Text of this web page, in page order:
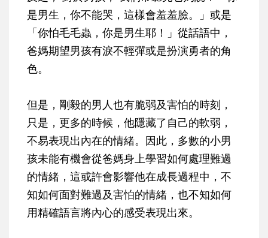
是男生，你不能哭，這樣會羞羞臉。」或是
「你怕毛毛蟲，你是男生耶！」從話語中，
爸媽期望男孩有淚不輕彈或是扮演勇者的角
色。
但是，剛毅的男人也有脆弱及害怕的時刻，
只是，更多的時候，他隱藏了自己的軟弱，
不易表現出內在的情緒。因此，多數的小男
孩未能有機會從爸媽身上學習如何處理難過
的情緒，這或許會影響他在成長過程中，不
知如何面對難過及害怕的情緒，也不知如何
用精確語言將內心的感受表現出來。